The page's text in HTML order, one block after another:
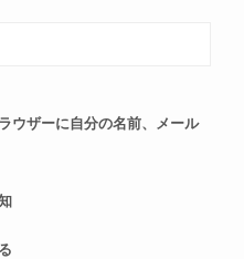
ウザーに自分の名前、メール